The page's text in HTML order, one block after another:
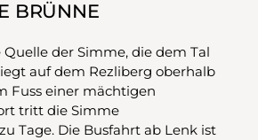
BRÜNNE
Quelle der Simme, die dem Tal
auf dem Rezliberg oberhalb
Fuss einer mächtigen
tritt die Simme
Tage. Die Busfahrt ab Lenk ist